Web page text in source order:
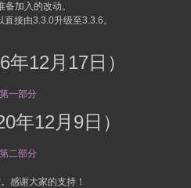
加入的改动。
接由3.3.0升级至3.3.6。
年12月17日）
年12月9日）
感谢大家的支持！